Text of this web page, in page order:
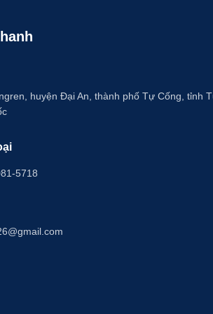
huyện Đại An, thành phố Tự Cống, tỉnh
5718